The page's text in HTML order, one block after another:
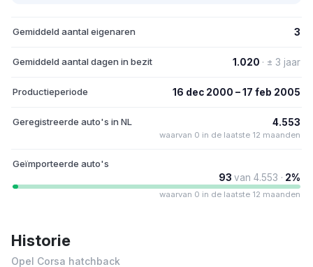
Gemiddeld aantal eigenaren 3
Gemiddeld aantal dagen in bezit 1.020 · ± 3 jaar
Productieperiode 16 dec 2000 – 17 feb 2005
Geregistreerde auto's in NL 4.553
waarvan 0 in de laatste 12 maanden
Geïmporteerde auto's
93 van 4.553 · 2%
waarvan 0 in de laatste 12 maanden
Historie
Opel Corsa hatchback